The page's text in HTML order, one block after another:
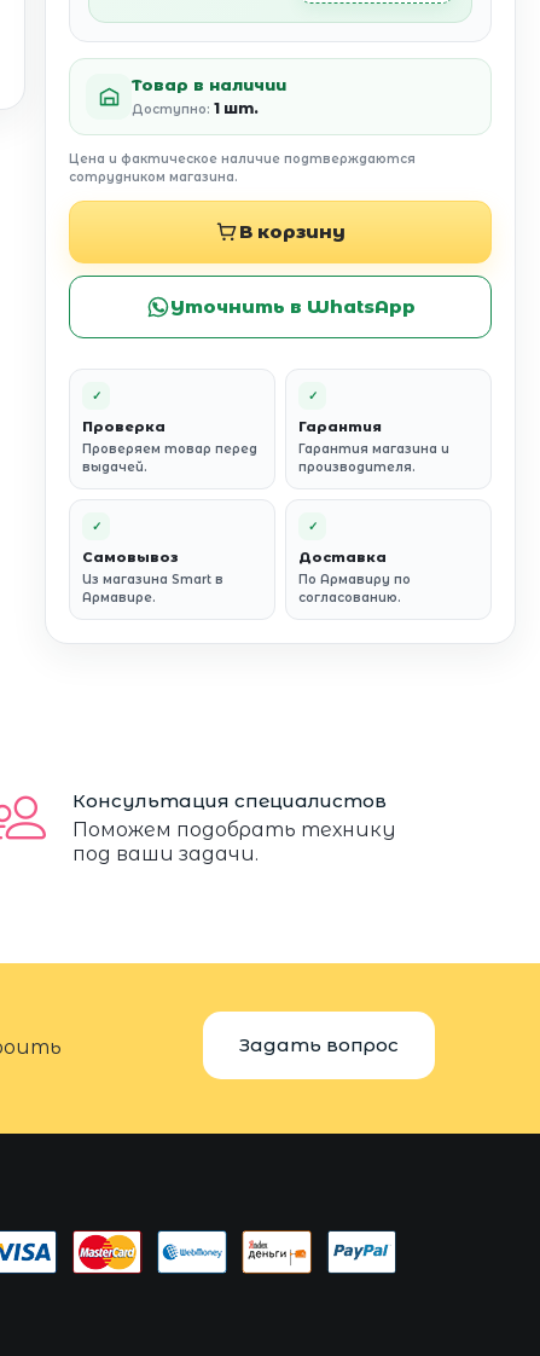
Товар в наличии
Доступно: 1 шт.
Цена и фактическое наличие подтверждаются
сотрудником магазина.
В корзину
Уточнить в WhatsApp
✓
Проверка
Проверяем товар перед
выдачей.
✓
Гарантия
Гарантия магазина и
производителя.
✓
Самовывоз
Из магазина Smart в
Армавире.
✓
Доставка
По Армавиру по
согласованию.
Консультация специалистов
Поможем подобрать технику
под ваши задачи.
Задать вопрос